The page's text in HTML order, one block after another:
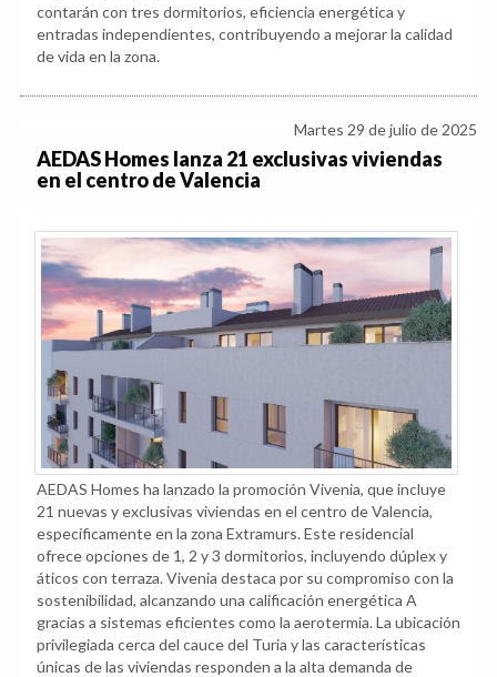
contarán con tres dormitorios, eficiencia energética y
entradas independientes, contribuyendo a mejorar la calidad
de vida en la zona.
Martes 29 de julio de 2025
AEDAS Homes lanza 21 exclusivas viviendas
en el centro de Valencia
AEDAS Homes ha lanzado la promoción Vivenia, que incluye
21 nuevas y exclusivas viviendas en el centro de Valencia,
específicamente en la zona Extramurs. Este residencial
ofrece opciones de 1, 2 y 3 dormitorios, incluyendo dúplex y
áticos con terraza. Vivenia destaca por su compromiso con la
sostenibilidad, alcanzando una calificación energética A
gracias a sistemas eficientes como la aerotermia. La ubicación
privilegiada cerca del cauce del Turia y las características
únicas de las viviendas responden a la alta demanda de